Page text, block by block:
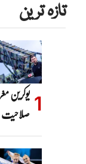
تازہ ترین
یوکرین
صلاحیت